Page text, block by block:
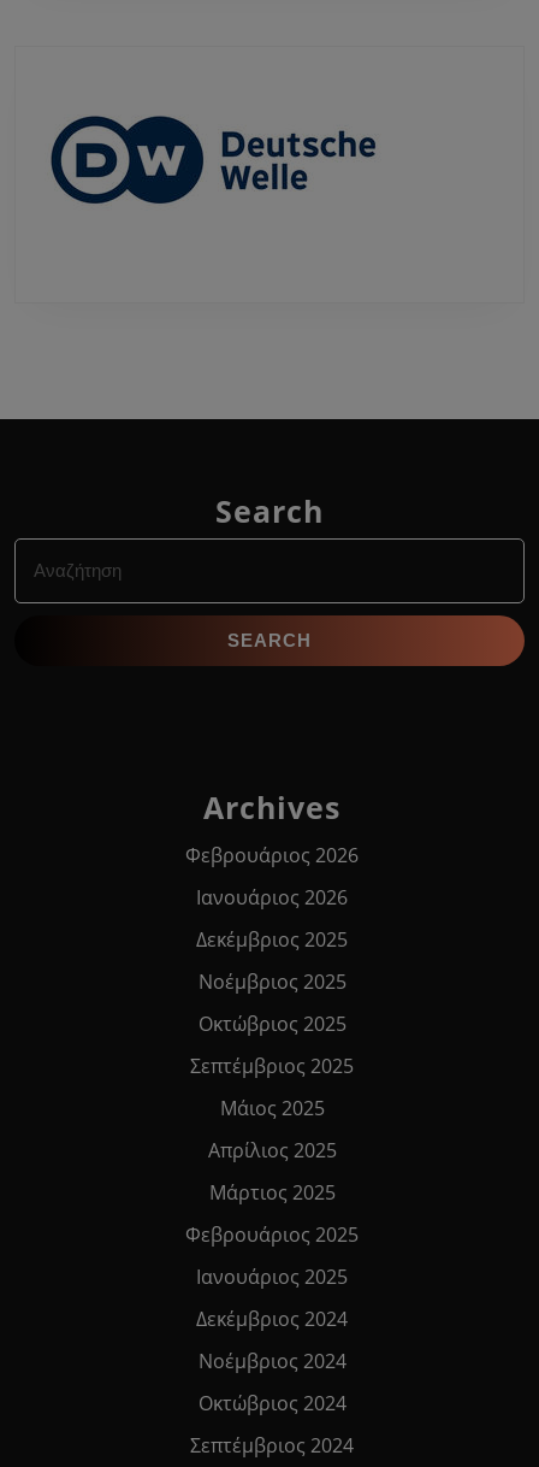
Search
for:
Archives
Φεβρουάριος 2026
Ιανουάριος 2026
Δεκέμβριος 2025
Νοέμβριος 2025
Οκτώβριος 2025
Σεπτέμβριος 2025
Μάιος 2025
Απρίλιος 2025
Μάρτιος 2025
Φεβρουάριος 2025
Ιανουάριος 2025
Δεκέμβριος 2024
Νοέμβριος 2024
Οκτώβριος 2024
Σεπτέμβριος 2024